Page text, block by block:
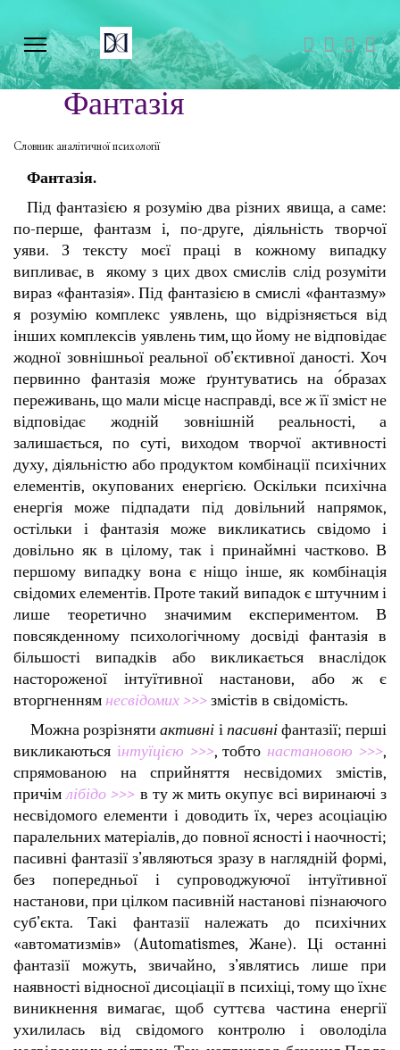
Фантазія
Словник аналітичної психології
Фантазія.
Під фантазією я розумію два різних явища, а саме:
по-перше, фантазм і, по-друге, діяльність творчої
уяви. З тексту моєї праці в кожному випадку
випливає, в якому з цих двох смислів слід розуміти
вираз «фантазія». Під фантазією в смислі «фантазму»
я розумію комплекс уявлень, що відрізняється від
інших комплексів уявлень тим, що йому не відповідає
жодної зовнішньої реальної об’єктивної даності. Хоч
первинно фантазія може ґрунтуватись на о́бразах
переживань, що мали місце насправді, все ж її зміст не
відповідає жодній зовнішній реальності, а
залишається, по суті, виходом творчої активності
духу, діяльністю або продуктом комбінації психічних
елементів, окупованих енергією. Оскільки психічна
енергія може підпадати під довільний напрямок,
остільки і фантазія може викликатись свідомо і
довільно як в цілому, так і принаймні частково. В
першому випадку вона є ніщо інше, як комбінація
свідомих елементів. Проте такий випадок є штучним і
лише теоретично значимим експериментом. В
повсякденному психологічному досвіді фантазія в
більшості випадків або викликається внаслідок
настороженої інтуїтивної настанови, або ж є
вторгненням несвідомих >>> змістів в свідомість.
Можна розрізнятиактивні і пасивні фантазії; перші
викликаються інтуїцією >>>, тобто настановою >>>,
спрямованою на сприйняття несвідомих змістів,
причім лібідо >>> в ту ж мить окупує всі виринаючі з
несвідомого елементи і доводить їх, через асоціацію
паралельних матеріалів, до повної ясності і наочності;
пасивні фантазії з’являються зразу в наглядній формі,
без попередньої і супроводжуючої інтуїтивної
настанови, при цілком пасивній настанові пізнаючого
суб’єкта. Такі фантазії належать до психічних
«автоматизмів» (Automatismes, Жане). Ці останні
фантазії можуть, звичайно, з’являтись лише при
наявності відносної дисоціації в психіці, тому що їхнє
виникнення вимагає, щоб суттєва частина енергії
ухилилась від свідомого контролю і оволоділа